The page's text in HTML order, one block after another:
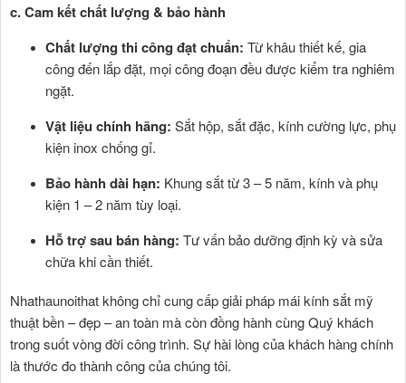
c. Cam kết chất lượng & bảo hành
Chất lượng thi công đạt chuẩn: Từ khâu thiết kế, gia
công đến lắp đặt, mọi công đoạn đều được kiểm tra nghiêm
ngặt.
Vật liệu chính hãng: Sắt hộp, sắt đặc, kính cường lực, phụ
kiện inox chống gỉ.
Bảo hành dài hạn: Khung sắt từ 3 – 5 năm, kính và phụ
kiện 1 – 2 năm tùy loại.
Hỗ trợ sau bán hàng: Tư vấn bảo dưỡng định kỳ và sửa
chữa khi cần thiết.
Nhathaunoithat không chỉ cung cấp giải pháp mái kính sắt mỹ
thuật bền – đẹp – an toàn mà còn đồng hành cùng Quý khách
trong suốt vòng đời công trình. Sự hài lòng của khách hàng chính
là thước đo thành công của chúng tôi.